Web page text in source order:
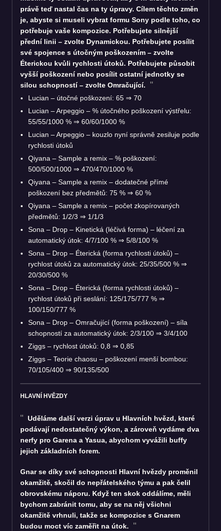
právě teď nastal čas na ty úpravy. Cílem těchto změn
je, abyste si museli vybrat formu Sony podle toho, co
potřebuje vaše kompozice. Potřebujete silnější
přední linii – zvolte Dynamickou. Potřebujete posílit
své spojence s útočným poškozením – zvolte
Éterickou kvůli rychlosti útoků. Potřebujete působit
vyšší poškození nebo posílit ostatní jednotky se
silou schopností – zvolte Omračující.
Lucian – útočné poškození: 65 ⇒ 70
Lucian – Arpeggio – % útočného poškození výstřelu:
55/55/1000 % ⇒ 60/60/1000 %
Lucian – Arpeggio – kouzlo nyní správně zesiluje podle
rychlosti útoků
Qiyana – Sample a remix – % poškození:
500/500/1000 ⇒ 470/470/1000 %
Qiyana – Sample a remix – dodatečné přímé
poškození bez předmětů: 75 % ⇒ 60 %
Qiyana – Sample a remix – počet zkopírovaných
předmětů: 1/2/3 ⇒ 1/1/3
Sona – Drop – Kinetická (léčivá forma) – léčení za
automatický útok: 4/7/100 % ⇒ 5/8/100 %
Sona – Drop – Éterická (forma rychlosti útoků) –
rychlost útoků za automatický útok: 25/35/500 % ⇒
20/30/500 %
Sona – Drop – Éterická (forma rychlosti útoků) –
rychlost útoků při seslání: 125/175/777 % ⇒
100/150/777 %
Sona – Drop – Omračující (forma poškození) – síla
schopností za automatický útok: 2/3/100 ⇒ 3/4/100
Ziggs – rychlost útoků: 0,8 ⇒ 0,85
Ziggs – Teorie chaosu – poškození menší bombou:
70/105/400 ⇒ 90/135/500
HLAVNÍ HVĚZDY
Uděláme další verzi úprav u Hlavních hvězd, které
podávají nedostatečný výkon, a zároveň vydáme dva
nerfy pro Garena a Yasua, abychom vyvážili buffy
jejich základních forem.
Gnar se díky své schopnosti Hlavní hvězdy proměnil
okamžitě, skočil do nepřátelského týmu a pak čelil
obrovskému náporu. Když ten skok oddálíme, měli
bychom zabránit tomu, aby se na něj všichni
okamžitě vrhnuli, takže se kompozice s Gnarem
budou moct víc zaměřit na útok.